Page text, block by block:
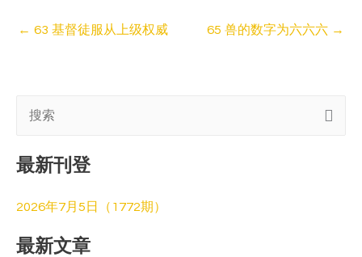
← 63 基督徒服从上级权威 65 兽的数字为六六六 →
:最新刊登
2026年7月5日（1772期）
最新文章